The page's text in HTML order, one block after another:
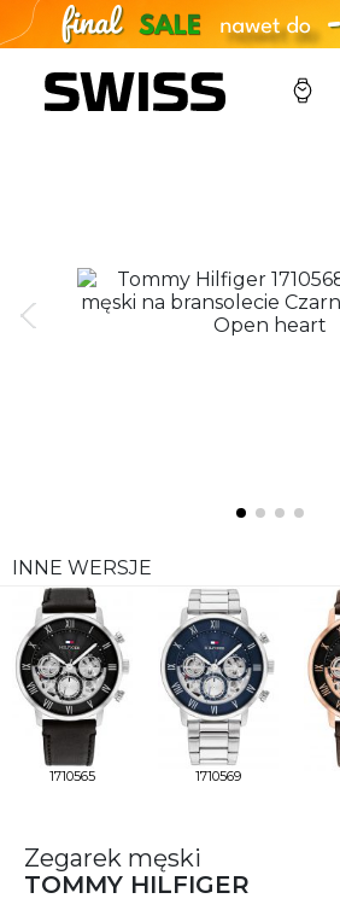
SWISS / ZEGARKI /TOMMY HILFIGER
INNE WERSJE
1710565 1710569
Zegarek męski
TOMMY HILFIGER